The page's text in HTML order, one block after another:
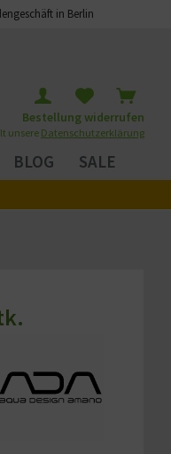
in Berlin
Bestellung widerrufen
unsereDatenschutzerklärung
BLOG SALE